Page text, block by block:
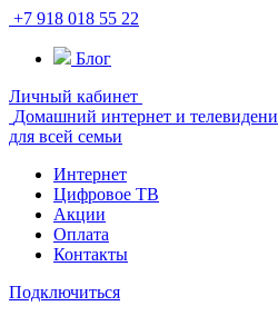
+7 918 018 55 22
Блог
Личный кабинет
Домашний интернет и
для всей семьи
Интернет
Цифровое ТВ
Акции
Оплата
Контакты
Подключиться